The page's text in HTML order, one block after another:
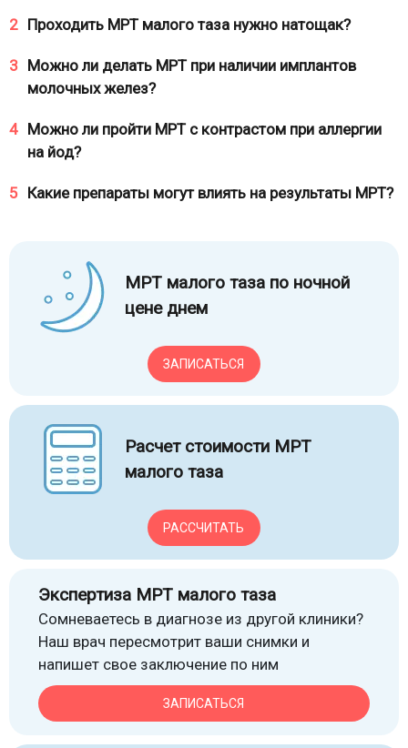
МРТ малого таза по ночной
цене днем
ЗАПИСАТЬСЯ
Расчет стоимости МРТ
малого таза
РАССЧИТАТЬ
Экспертиза МРТ малого таза
Сомневаетесь в диагнозе из другой клиники?
Наш врач пересмотрит ваши снимки и
напишет свое заключение по ним
ЗАПИСАТЬСЯ
2 Проходить МРТ малого таза нужно натощак?
3
Можно ли делать МРТ при наличии имплантов
молочных желез?
4
Можно ли пройти МРТ с контрастом при аллергии
на йод?
5 Какие препараты могут влиять на результаты МРТ?